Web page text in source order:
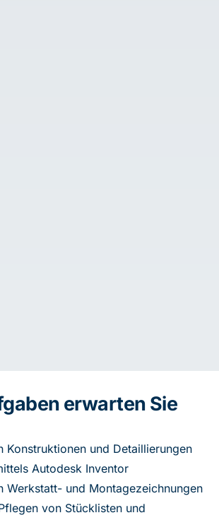
erwarten Sie
Konstruktionen und Detaillierungen
Autodesk Inventor
Werkstatt- und Montagezeichnungen
von Stücklisten und